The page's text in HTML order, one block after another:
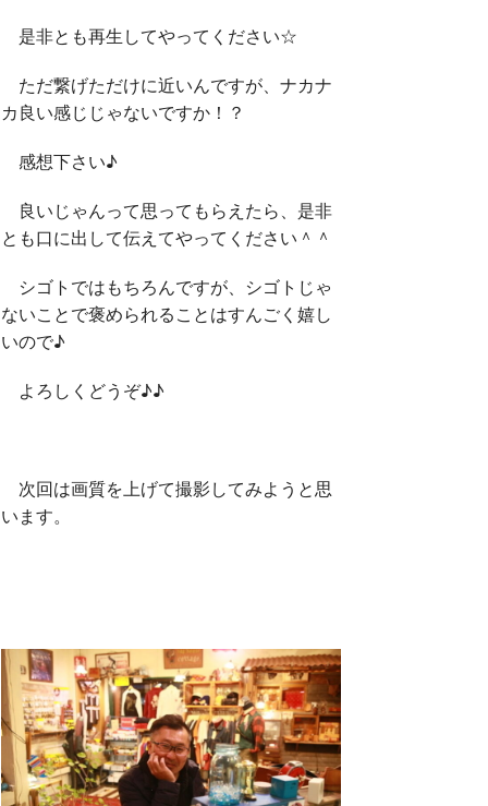
是非とも再生してやってください☆
ただ繋げただけに近いんですが、ナカナ
カ良い感じじゃないですか！？
感想下さい♪
良いじゃんって思ってもらえたら、是非
とも口に出して伝えてやってください＾＾
シゴトではもちろんですが、シゴトじゃ
ないことで褒められることはすんごく嬉し
いので♪
よろしくどうぞ♪♪
次回は画質を上げて撮影してみようと思
います。